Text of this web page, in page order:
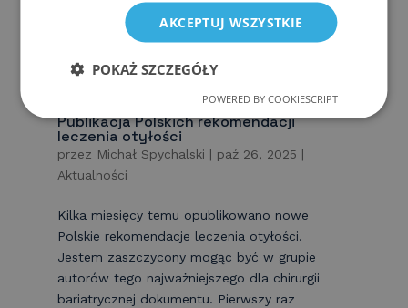
Publikacja Polskich rekomendacji
leczenia otyłości
przez Michał Spychalski | paź 26, 2025 |
Aktualności
Kilka miesięcy temu opublikowano nowe
Polskie rekomendacje leczenia otyłości.
Jestem zaszczycony mogąc być w grupie
autorów tego najważniejszego dla chirurgii
bariatrycznej dokumentu. Pierwszy raz
AKCEPTUJ WSZYSTKIE
POKAŻ SZCZEGÓŁY
POWERED BY COOKIESCRIPT